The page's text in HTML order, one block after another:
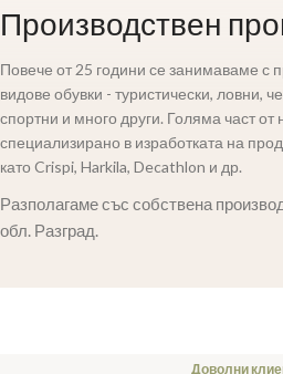
Производствен
Повече от 25 години се занимаваме с
видове обувки - туристически, ловни,
спортни и много други. Голяма част от
специализирано в изработката на
като Crispi, Harkila, Decathlon и др.
Разполагаме със собствена
обл. Разград.
Доволни